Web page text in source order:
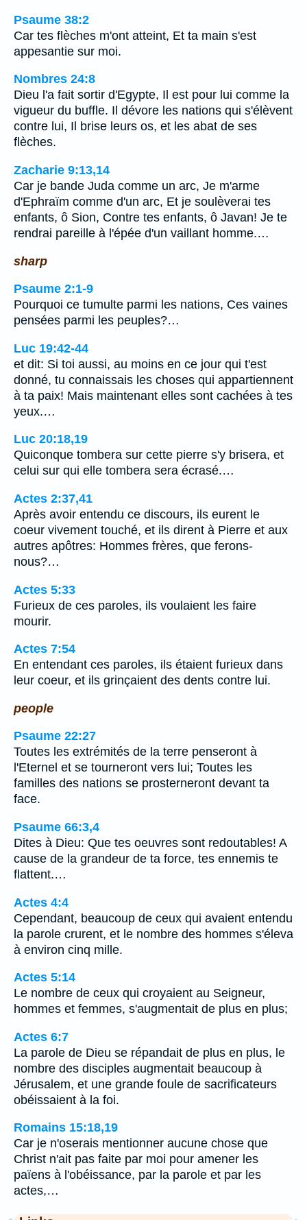
Psaume 38:2
Car tes flèches m'ont atteint, Et ta main s'est
appesantie sur moi.
Nombres 24:8
Dieu l'a fait sortir d'Egypte, Il est pour lui comme la
vigueur du buffle. Il dévore les nations qui s'élèvent
contre lui, Il brise leurs os, et les abat de ses
flèches.
Zacharie 9:13,14
Car je bande Juda comme un arc, Je m'arme
d'Ephraïm comme d'un arc, Et je soulèverai tes
enfants, ô Sion, Contre tes enfants, ô Javan! Je te
rendrai pareille à l'épée d'un vaillant homme.…
sharp
Psaume 2:1-9
Pourquoi ce tumulte parmi les nations, Ces vaines
pensées parmi les peuples?…
Luc 19:42-44
et dit: Si toi aussi, au moins en ce jour qui t'est
donné, tu connaissais les choses qui appartiennent
à ta paix! Mais maintenant elles sont cachées à tes
yeux.…
Luc 20:18,19
Quiconque tombera sur cette pierre s'y brisera, et
celui sur qui elle tombera sera écrasé.…
Actes 2:37,41
Après avoir entendu ce discours, ils eurent le
coeur vivement touché, et ils dirent à Pierre et aux
autres apôtres: Hommes frères, que ferons-
nous?…
Actes 5:33
Furieux de ces paroles, ils voulaient les faire
mourir.
Actes 7:54
En entendant ces paroles, ils étaient furieux dans
leur coeur, et ils grinçaient des dents contre lui.
people
Psaume 22:27
Toutes les extrémités de la terre penseront à
l'Eternel et se tourneront vers lui; Toutes les
familles des nations se prosterneront devant ta
face.
Psaume 66:3,4
Dites à Dieu: Que tes oeuvres sont redoutables! A
cause de la grandeur de ta force, tes ennemis te
flattent.…
Actes 4:4
Cependant, beaucoup de ceux qui avaient entendu
la parole crurent, et le nombre des hommes s'éleva
à environ cinq mille.
Actes 5:14
Le nombre de ceux qui croyaient au Seigneur,
hommes et femmes, s'augmentait de plus en plus;
Actes 6:7
La parole de Dieu se répandait de plus en plus, le
nombre des disciples augmentait beaucoup à
Jérusalem, et une grande foule de sacrificateurs
obéissaient à la foi.
Romains 15:18,19
Car je n'oserais mentionner aucune chose que
Christ n'ait pas faite par moi pour amener les
païens à l'obéissance, par la parole et par les
actes,…